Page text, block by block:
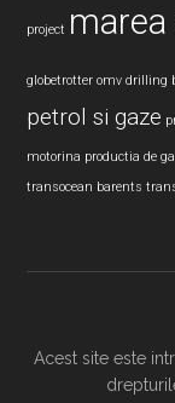
project
globetrotter omv drilling
petrol si gaze
motorina productia de
transocean barents
Acest site este